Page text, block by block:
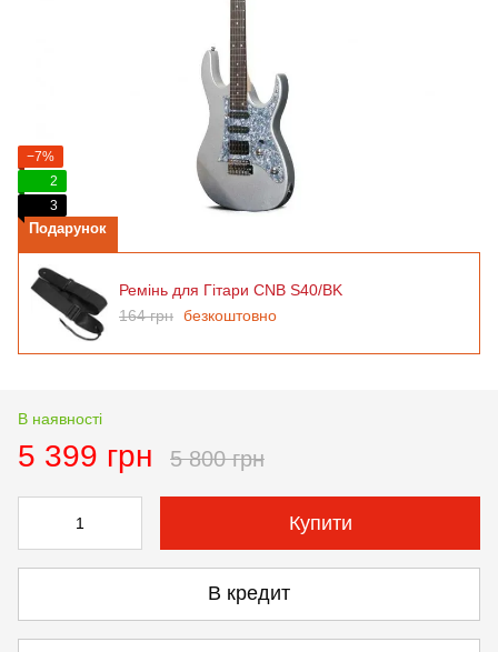
−7%
2
3
Подарунок
Ремінь для Гітари CNB S40/BK
164 грн безкоштовно
В наявності
5 399 грн 5 800 грн
Купити
В кредит